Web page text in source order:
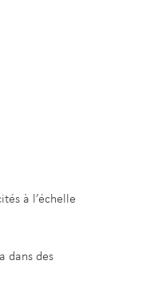
à l’échelle
dans des